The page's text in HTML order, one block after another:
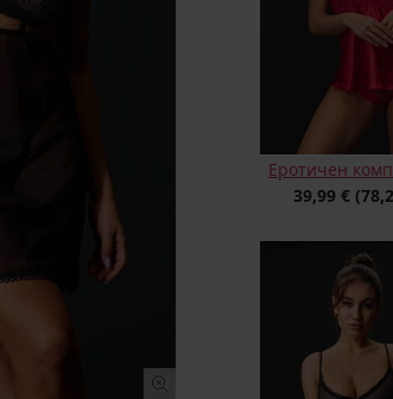
Еротичен
39,99 €